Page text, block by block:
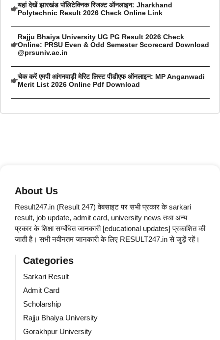
यहां देखें झारखंड पॉलिटेक्निक रिजल्ट ऑनलाइन: Jharkhand
Polytechnic Result 2026 Check Online Link
Rajju Bhaiya University UG PG Result 2026 Check
Online: PRSU Even & Odd Semester Scorecard Download
@prsuniv.ac.in
चेक करें एमपी आंगनवाड़ी मेरिट लिस्ट पीडीएफ ऑनलाइन: MP Anganwadi
Merit List 2026 Online Pdf Download
About Us
Result247.in (Result 247) वेबसाइट पर सभी प्रकार के sarkari
result, job update, admit card, university news तथा अन्य
प्रकार के शिक्षा सम्बंधित जानकारी [educational updates] प्रकाशित की
जाती है। सभी नवीनतम जानकारी के लिए RESULT247.in से जुड़ें रहें।
Categories
Sarkari Result
Admit Card
Scholarship
Rajju Bhaiya University
Gorakhpur University